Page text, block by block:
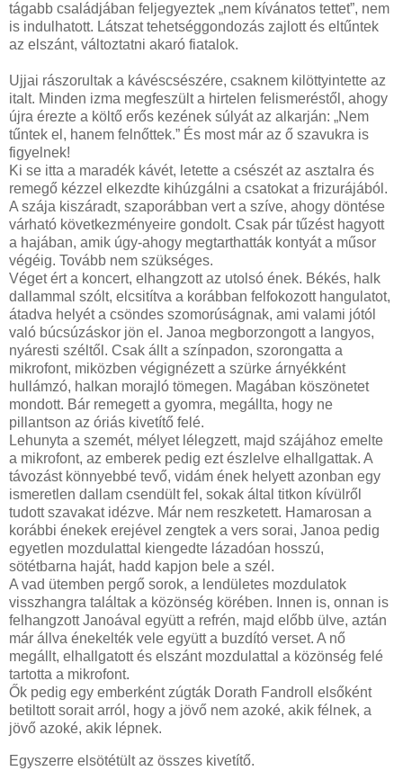
tágabb családjában feljegyeztek „nem kívánatos tettet”, nem
is indulhatott. Látszat tehetséggondozás zajlott és eltűntek
az elszánt, változtatni akaró fiatalok.
Ujjai rászorultak a kávéscsészére, csaknem kilöttyintette az
italt. Minden izma megfeszült a hirtelen felismeréstől, ahogy
újra érezte a költő erős kezének súlyát az alkarján: „Nem
tűntek el, hanem felnőttek.” És most már az ő szavukra is
figyelnek!
Ki se itta a maradék kávét, letette a csészét az asztalra és
remegő kézzel elkezdte kihúzgálni a csatokat a frizurájából.
A szája kiszáradt, szaporábban vert a szíve, ahogy döntése
várható következményeire gondolt. Csak pár tűzést hagyott
a hajában, amik úgy-ahogy megtarthatták kontyát a műsor
végéig. Tovább nem szükséges.
Véget ért a koncert, elhangzott az utolsó ének. Békés, halk
dallammal szólt, elcsitítva a korábban felfokozott hangulatot,
átadva helyét a csöndes szomorúságnak, ami valami jótól
való búcsúzáskor jön el. Janoa megborzongott a langyos,
nyáresti széltől. Csak állt a színpadon, szorongatta a
mikrofont, miközben végignézett a szürke árnyékként
hullámzó, halkan morajló tömegen. Magában köszönetet
mondott. Bár remegett a gyomra, megállta, hogy ne
pillantson az óriás kivetítő felé.
Lehunyta a szemét, mélyet lélegzett, majd szájához emelte
a mikrofont, az emberek pedig ezt észlelve elhallgattak. A
távozást könnyebbé tevő, vidám ének helyett azonban egy
ismeretlen dallam csendült fel, sokak által titkon kívülről
tudott szavakat idézve. Már nem reszketett. Hamarosan a
korábbi énekek erejével zengtek a vers sorai, Janoa pedig
egyetlen mozdulattal kiengedte lázadóan hosszú,
sötétbarna haját, hadd kapjon bele a szél.
A vad ütemben pergő sorok, a lendületes mozdulatok
visszhangra találtak a közönség körében. Innen is, onnan is
felhangzott Janoával együtt a refrén, majd előbb ülve, aztán
már állva énekelték vele együtt a buzdító verset. A nő
megállt, elhallgatott és elszánt mozdulattal a közönség felé
tartotta a mikrofont.
Ők pedig egy emberként zúgták Dorath Fandroll elsőként
betiltott sorait arról, hogy a jövő nem azoké, akik félnek, a
jövő azoké, akik lépnek.
Egyszerre elsötétült az összes kivetítő.